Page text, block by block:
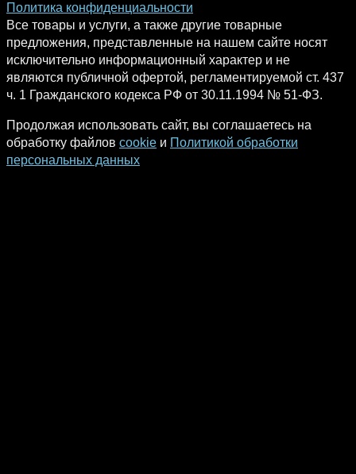
Политика конфиденциальности
Все товары и услуги, а также другие товарные
предложения, представленные на нашем сайте носят
исключительно информационный характер и не
являются публичной офертой, регламентируемой ст. 437
ч. 1 Гражданского кодекса РФ от 30.11.1994 № 51-ФЗ.
Продолжая использовать сайт, вы соглашаетесь на
обработку файлов cookie и Политикой обработки
персональных данных